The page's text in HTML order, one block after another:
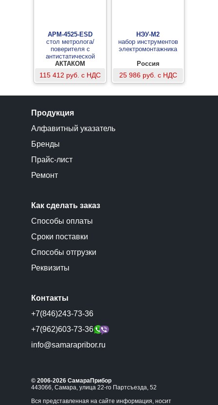
АРМ-4525-ESD
стол метролога/
поверителя с
антистатической
столешницей
АКТАКОМ
115 412 руб. с НДС
НЭУ-М2
набор инструментов
электромонтажника
Россия
25 986 руб. с НДС
Продукция
Алфавитный указатель
Бренды
Прайс-лист
Ремонт
Как сделать заказ
Способы оплаты
Сроки поставки
Способы отгрузки
Реквизиты
Контакты
+7(846)243-73-36
+7(962)603-73-36
info@samarapribor.ru
© 2006-2026 СамараПрибор
443066, Самара, улица 22-го Партсъезда, 52
Вся представленная на сайте информация, носит